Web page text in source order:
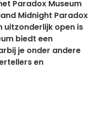
Paradox Museum
Midnight Paradox
uitzonderlijk open is
biedt een
je onder andere
en